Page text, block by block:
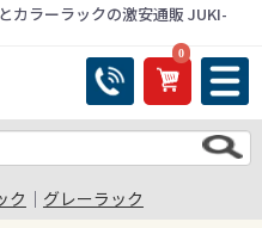
カラーラックの激安通販 JUKI-
0
ク ｜ グレーラック